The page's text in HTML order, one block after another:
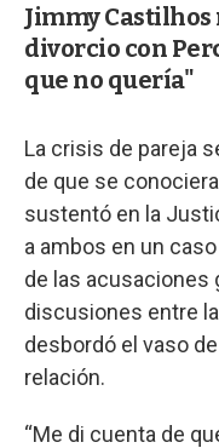
Jimmy
divorcio con
que no quería"
La crisis de pareja
de que se
sustentó en la
a ambos en un
de las acusaciones
discusiones entre
desbordó el vaso
relación.
“Me di cuenta de